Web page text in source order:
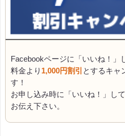
Facebookページに「いいね！」
料金より 1,000円割引 とするキャ
す！
お申し込み時に「いいね！」し
お伝え下さい。